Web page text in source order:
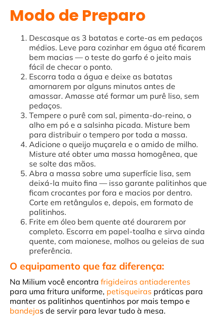
Modo de Preparo
Descasque as 3 batatas e corte-as em pedaços
médios. Leve para cozinhar em água até ficarem
bem macias — o teste do garfo é o jeito mais
fácil de checar o ponto.
Escorra toda a água e deixe as batatas
amornarem por alguns minutos antes de
amassar. Amasse até formar um purê liso, sem
pedaços.
Tempere o purê com sal, pimenta-do-reino, o
alho em pó e a salsinha picada. Misture bem
para distribuir o tempero por toda a massa.
Adicione o queijo muçarela e o amido de milho.
Misture até obter uma massa homogênea, que
se solte das mãos.
Abra a massa sobre uma superfície lisa, sem
deixá-la muito fina — isso garante palitinhos que
ficam crocantes por fora e macios por dentro.
Corte em retângulos e, depois, em formato de
palitinhos.
Frite em óleo bem quente até dourarem por
completo. Escorra em papel-toalha e sirva ainda
quente, com maionese, molhos ou geleias de sua
preferência.
O equipamento que faz diferença:
Na Milium você encontra frigideiras antiaderentes
para uma fritura uniforme, petisqueiras práticas para
manter os palitinhos quentinhos por mais tempo e
bandejas de servir para levar tudo à mesa.